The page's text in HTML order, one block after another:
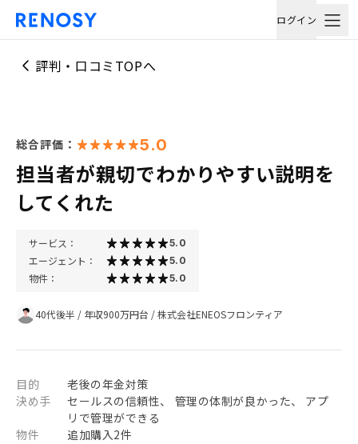
ログイン
評判・口コミTOPへ
総合評価： 5.0
担当者が親切でわかりやすい説明を
してくれた
サービス： 5.0
エージェント： 5.0
物件： 5.0
40代後半 / 年収900万円台 /株式会社ENEOSフロンティア
目的
老後の年金対策
決め手
セールスの信頼性、 管理の体制が良かった、 アプ
リで管理ができる
物件
追加購入2件